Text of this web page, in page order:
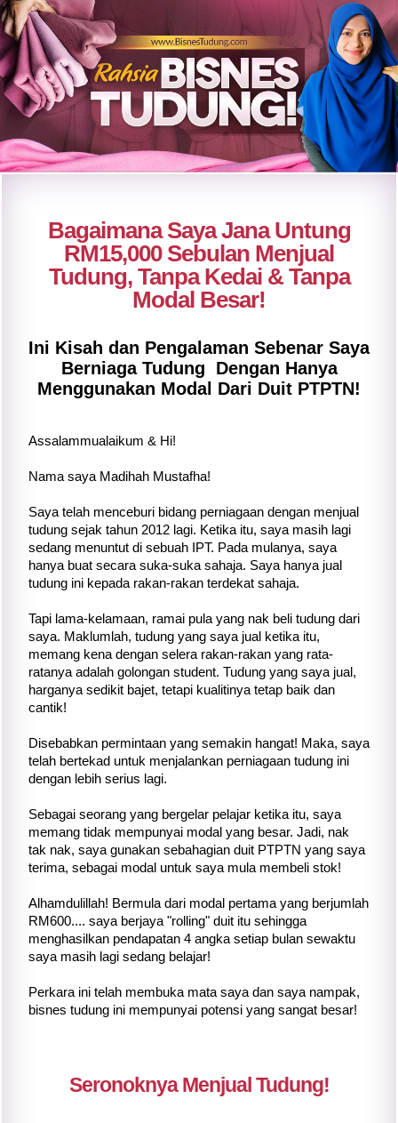
Bagaimana Saya Jana Untung
RM15,000 Sebulan Menjual
Tudung, Tanpa Kedai & Tanpa
Modal Besar!
Ini Kisah dan Pengalaman Sebenar Saya
Berniaga Tudung Dengan Hanya
Menggunakan Modal Dari Duit PTPTN!
Assalammualaikum & Hi!
Nama saya Madihah Mustafha!
Saya telah menceburi bidang perniagaan dengan menjual
tudung sejak tahun 2012 lagi. Ketika itu, saya masih lagi
sedang menuntut di sebuah IPT. Pada mulanya, saya
hanya buat secara suka-suka sahaja. Saya hanya jual
tudung ini kepada rakan-rakan terdekat sahaja.
Tapi lama-kelamaan, ramai pula yang nak beli tudung dari
saya. Maklumlah, tudung yang saya jual ketika itu,
memang kena dengan selera rakan-rakan yang rata-
ratanya adalah golongan student. Tudung yang saya jual,
harganya sedikit bajet, tetapi kualitinya tetap baik dan
cantik!
Disebabkan permintaan yang semakin hangat! Maka, saya
telah bertekad untuk menjalankan perniagaan tudung ini
dengan lebih serius lagi.
Sebagai seorang yang bergelar pelajar ketika itu, saya
memang tidak mempunyai modal yang besar. Jadi, nak
tak nak, saya gunakan sebahagian duit PTPTN yang saya
terima, sebagai modal untuk saya mula membeli stok!
Alhamdulillah! Bermula dari modal pertama yang berjumlah
RM600.... saya berjaya "rolling" duit itu sehingga
menghasilkan pendapatan 4 angka setiap bulan sewaktu
saya masih lagi sedang belajar!
Perkara ini telah membuka mata saya dan saya nampak,
bisnes tudung ini mempunyai potensi yang sangat besar!
Seronoknya Menjual Tudung!